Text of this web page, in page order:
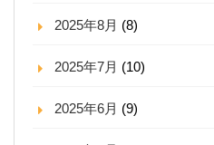
2025年8月 (8)
2025年7月 (10)
2025年6月 (9)